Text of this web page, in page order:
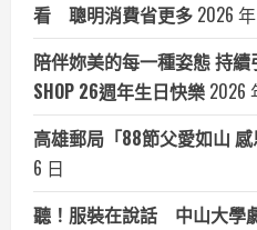
看 聰明消費省更多 2026
陪伴妳美的每一種姿態 持續
SHOP 26週年生日快樂 2026
高雄郵局「88節父愛如山
6 日
聽！服裝在說話 中山大學